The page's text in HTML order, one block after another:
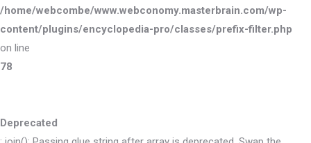
/home/webcombe/www.webconomy.masterbrain.com/wp-
content/plugins/encyclopedia-pro/classes/prefix-filter.php
on line
78
Deprecated